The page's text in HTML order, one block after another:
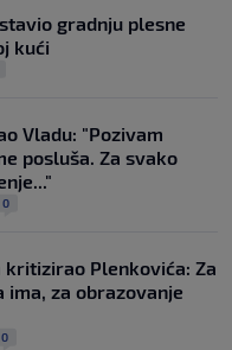
budu oni koji pomažu,
nekoga"
gradnju plesne
kući
Vladu: "Pozivam
posluša. Za svako
0
kritizirao Plenkovića: Za
ima, za obrazovanje
0